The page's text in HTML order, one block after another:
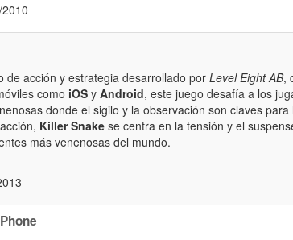
de acción y estrategia desarrollado porLevel Eight AB,
como iOS y Android, este juego desafía a los
donde el sigilo y la observación son claves
Killer Snake se centra en la tensión y el
más venenosas del mundo.